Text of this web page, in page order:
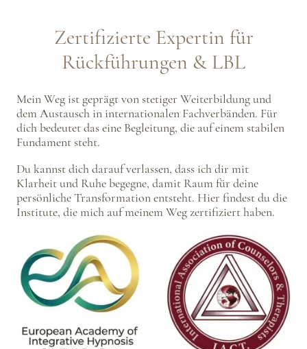
Zertifizierte Expertin für
Rückführungen & LBL
Mein Weg ist geprägt von stetiger Weiterbildung und
dem Austausch in internationalen Fachverbänden. Für
dich bedeutet das eine Begleitung, die auf einem stabilen
Fundament steht.
Du kannst dich darauf verlassen, dass ich dir mit
Klarheit und Ruhe begegne, damit Raum für deine
persönliche Transformation entsteht. Hier findest du die
Institute, die mich auf meinem Weg zertifiziert haben.